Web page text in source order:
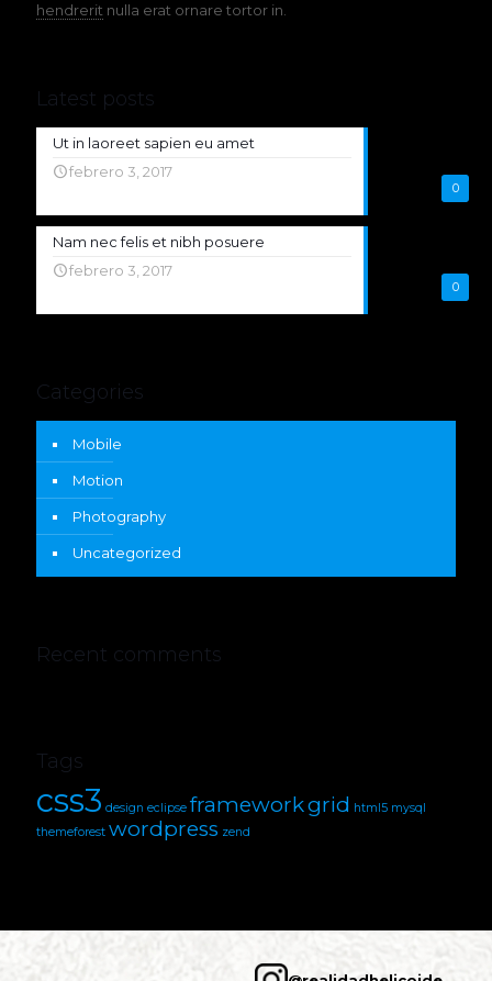
hendrerit nulla erat ornare tortor in.
Latest posts
0
Ut in laoreet sapien eu amet
febrero 3, 2017
0
Nam nec felis et nibh posuere
febrero 3, 2017
Categories
Mobile
Motion
Photography
Uncategorized
Recent comments
Tags
css3 design eclipse frameworkgrid html5 mysql
themeforest wordpress zend